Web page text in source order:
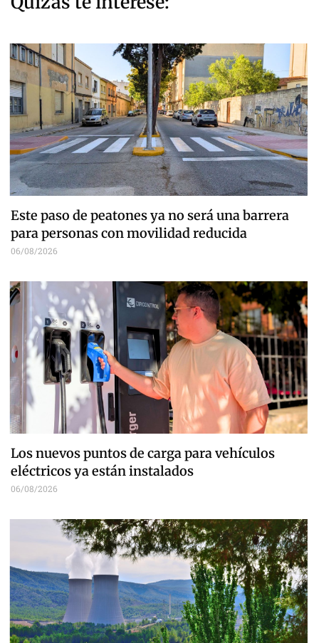
Este paso de peatones ya no será una barrera
para personas con movilidad reducida
06/08/2026
Los nuevos puntos de carga para vehículos
eléctricos ya están instalados
06/08/2026